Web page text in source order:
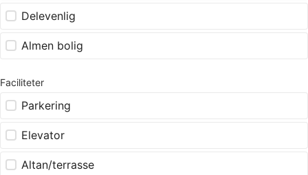
Delevenlig
Almen bolig
Faciliteter
Parkering
Elevator
Altan/terrasse